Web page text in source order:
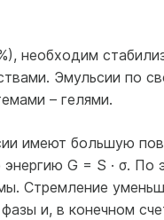
необходим
Эмульсии по
– гелями.
имеют большую
G = S · σ. По
Стремление
и, в конечном